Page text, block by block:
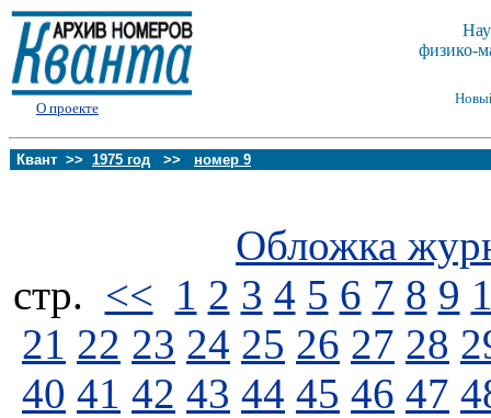
О проекте
физико-
Квант >> 1975 год >> номер 9
Обложка
стp. << 1 2 3 4 5 6 7 8 9
21 22 23 24 25 26 27 28
40 41 42 43 44 45 46 47